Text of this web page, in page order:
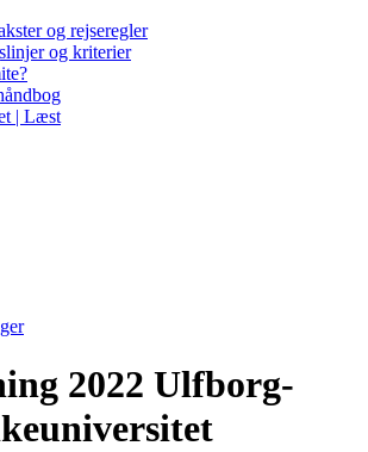
og rejseregler
og kriterier
| Læst
2022 Ulfborg-